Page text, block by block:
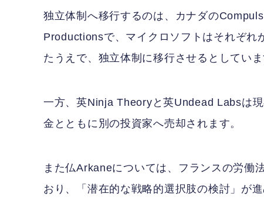
独立体制へ移行するのは、カナダの
Productionsで、マイクロソフトはそれぞれ
たうえで、独立体制に移行させるとしていま
一方、英Ninja Theoryと英Undead Labsは
金とともに別の投資家へ売却されます。
また仏Arkaneについては、フランスの労働
おり、「潜在的な戦略的選択肢の検討」が